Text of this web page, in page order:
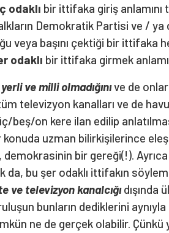
odaklı bir ittifaka giriş anlamını
Demokratik Partisi ve / ya
veya başını çektiği bir ittifaka
odaklı bir ittifaka girmek
yerli ve milli olmadığınıve de
televizyon kanalları ve de
beş/on kere ilan edilip
konuda uzman bilirkişilerince
bir gereği(!).
da, bu şer odaklı ittifakın
ve televizyon kanalcığıdışında
bunların dediklerini
ne de gerçek olabilir.